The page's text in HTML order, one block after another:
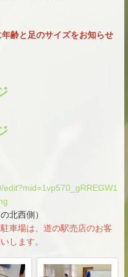
齢と足のサイズをお知らせ
北西側）
車場は、道の駅売店のお客
します。